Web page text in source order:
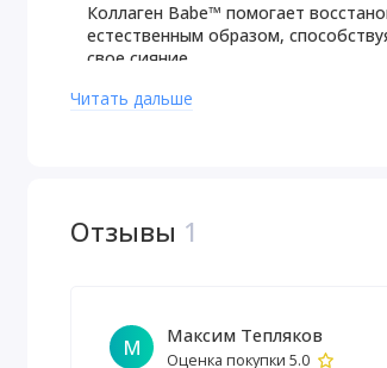
Коллаген Babe™ помогает
естественным образом,
свое сияние.
Витамин С (60 мг)
Помогает восстановить
Читать дальше
Отзывы 1
М Максим Тепляков
Оценка покупки 5.0